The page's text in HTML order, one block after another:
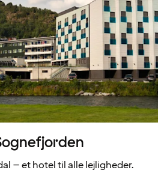
– et hotel til alle lejligheder.